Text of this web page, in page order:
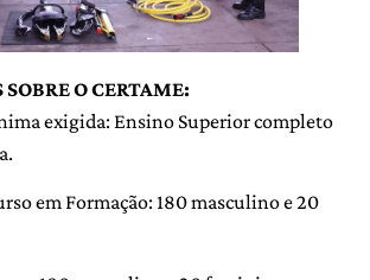
O CERTAME:
exigida: Ensino Superior completo
em Formação: 180 masculino e 20